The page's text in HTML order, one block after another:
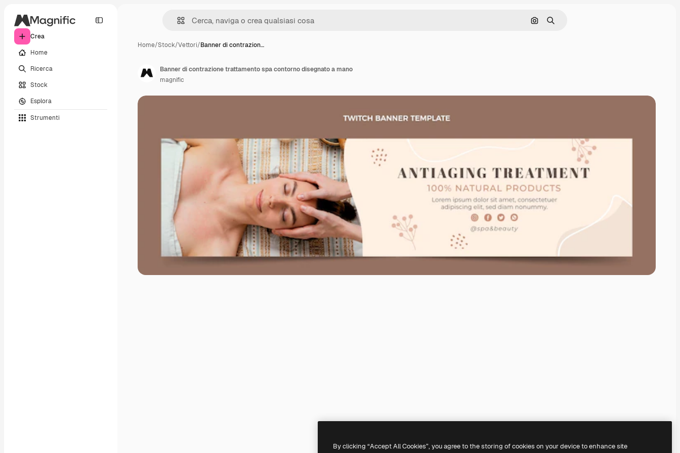
Crea
Home
Ricerca
Stock
Esplora
Strumenti
Cerca per immagine
Ricerca
Home/Stock/Vettori/Banner di contrazion…
Banner di contrazione trattamento spa contorno disegnato a mano
magnific
By clicking “Accept All Cookies”, you agree to the storing of cookies on your device to enhance site